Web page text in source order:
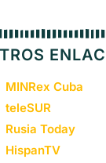
MINRex Cuba
teleSUR
Rusia Today
HispanTV